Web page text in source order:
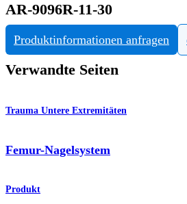
AR-9096R-11-30
Produktinformationen anfragen
Verwandte Seiten
Trauma Untere Extremitäten
Femur-Nagelsystem
Produkt